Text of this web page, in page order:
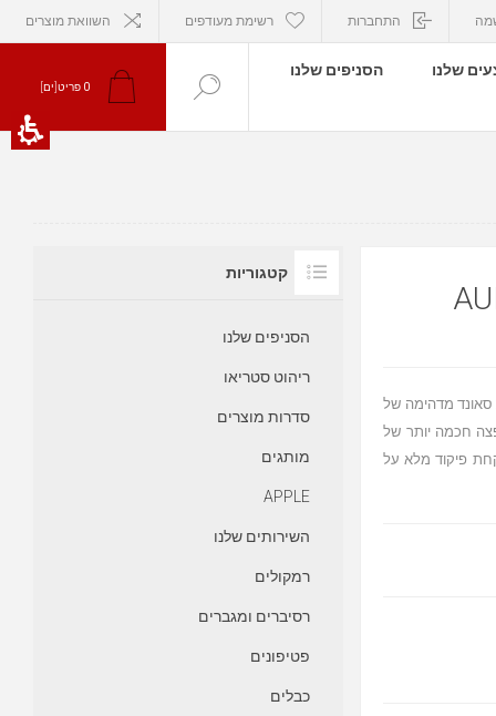
התחברות רשימת מעודפים השוואת מוצרים
שלנו
הסניפים שלנו
0 פריט[ים]
סאונד מדהימה של
חכמה יותר של
פיקוד מלא על
קטגוריות
הסניפים שלנו
ריהוט סטריאו
סדרות מוצרים
מותגים
APPLE
השירותים שלנו
רמקולים
רסיברים ומגברים
פטיפונים
כבלים